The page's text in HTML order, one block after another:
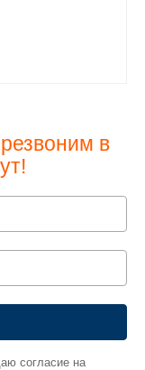
в
согласие на